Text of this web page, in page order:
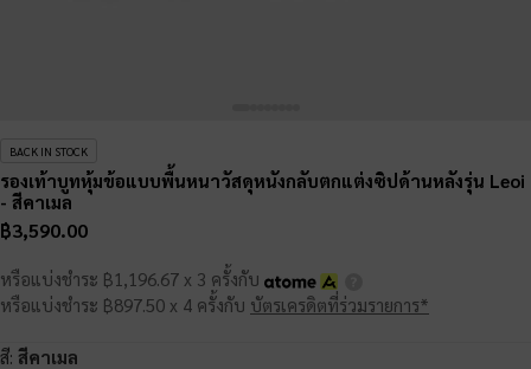
BACK IN STOCK
รองเท้าบูทหุ้มข้อแบบพื้นหนาวัสดุหนังกลับตกแต่งซิปด้านหลังรุ่น Leoi
- สีคาเมล
฿3,590.00
หรือแบ่งชำระ ฿1,196.67 x 3 ครั้งกับ
หรือแบ่งชำระ ฿897.50 x 4 ครั้งกับ บัตรเครดิตที่ร่วมรายการ*
สี: สีคาเมล